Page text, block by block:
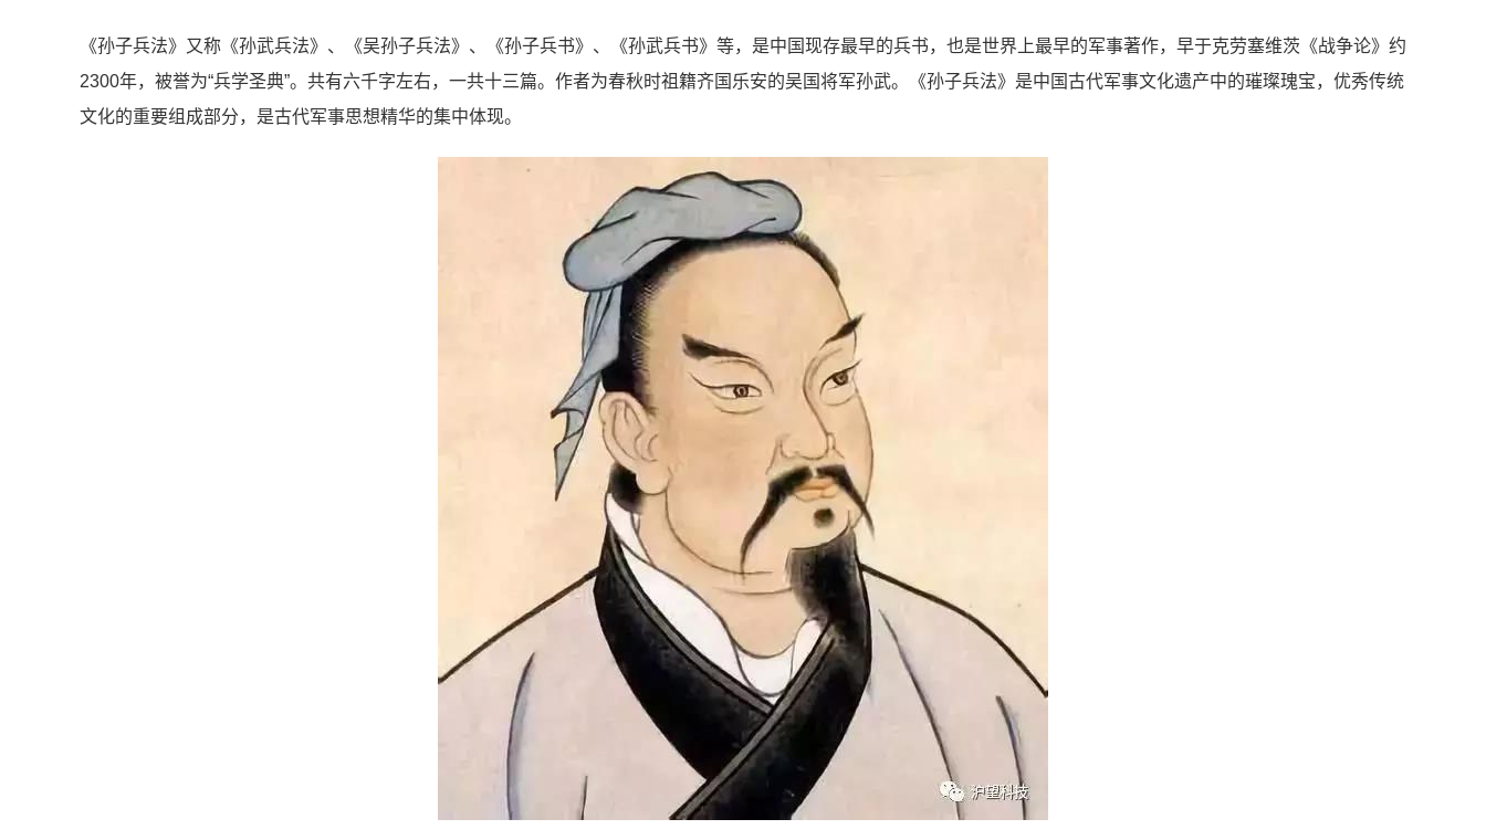
《孙子兵法》又称《孙武兵法》、《吴孙子兵法》、《孙子兵书》、《孙武兵书》等，是中国现存最早的兵书，也是世界上最早的军事著作，早于克劳塞维茨《战争论》约
2300年，被誉为“兵学圣典”。共有六千字左右，一共十三篇。作者为春秋时祖籍齐国乐安的吴国将军孙武。《孙子兵法》是中国古代军事文化遗产中的璀璨瑰宝，优秀传统
文化的重要组成部分，是古代军事思想精华的集中体现。